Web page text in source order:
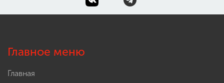
Главное меню
Главная